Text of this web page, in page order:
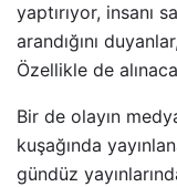
yaptırıyor, insanı
arandığını
Özellikle de
Bir de olayın
kuşağında
gündüz